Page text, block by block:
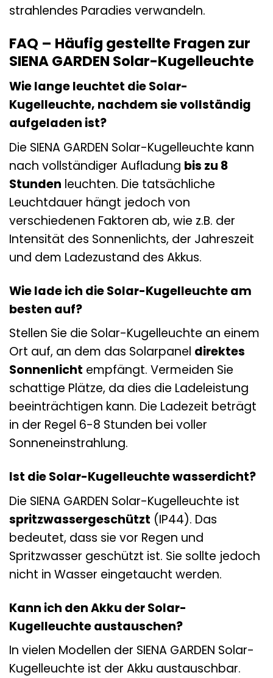
strahlendes Paradies verwandeln.
FAQ – Häufig gestellte Fragen zur
SIENA GARDEN Solar-Kugelleuchte
Wie lange leuchtet die Solar-
Kugelleuchte, nachdem sie vollständig
aufgeladen ist?
Die SIENA GARDEN Solar-Kugelleuchte kann
nach vollständiger Aufladung bis zu 8
Stunden leuchten. Die tatsächliche
Leuchtdauer hängt jedoch von
verschiedenen Faktoren ab, wie z.B. der
Intensität des Sonnenlichts, der Jahreszeit
und dem Ladezustand des Akkus.
Wie lade ich die Solar-Kugelleuchte am
besten auf?
Stellen Sie die Solar-Kugelleuchte an einem
Ort auf, an dem das Solarpanel direktes
Sonnenlicht empfängt. Vermeiden Sie
schattige Plätze, da dies die Ladeleistung
beeinträchtigen kann. Die Ladezeit beträgt
in der Regel 6-8 Stunden bei voller
Sonneneinstrahlung.
Ist die Solar-Kugelleuchte wasserdicht?
Die SIENA GARDEN Solar-Kugelleuchte ist
spritzwassergeschützt (IP44). Das
bedeutet, dass sie vor Regen und
Spritzwasser geschützt ist. Sie sollte jedoch
nicht in Wasser eingetaucht werden.
Kann ich den Akku der Solar-
Kugelleuchte austauschen?
In vielen Modellen der SIENA GARDEN Solar-
Kugelleuchte ist der Akku austauschbar.